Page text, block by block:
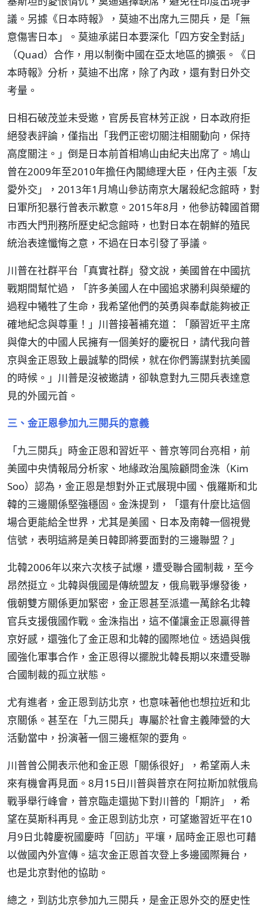
議。另據《日本時報》，莫迪不出席九三閱兵，是「無
意傷害日本」。莫迪承諾日本要深化「四方安全對話」
（Quad）合作，用以制衡中國在亞太地區的擴張。《日
本時報》分析，莫迪不出席，除了內政，還有對日外交
考量。
日相石破茂並未受邀，官房長官林芳正說，日本政府拒
絕發表評論，僅指出「我們正密切關注相關動向，保持
高度關注。」倒是日本前首相鳩山由紀夫出席了。鳩山
曾在2009年至2010年擔任內閣總理大臣，任內主張「友
愛外交」，2013年1月鳩山參訪南京大屠殺紀念館時，對
日軍所犯暴行曾表示歉意。2015年8月，他參訪韓國首爾
市西大門刑務所歷史紀念館時，也對日本在朝鮮的殖民
統治表達懺悔之意，不過在日本引發了爭議。
川普在社群平台「真實社群」發文說，美國曾在中國抗
戰期間幫忙過，「許多美國人在中國追求勝利與榮耀的
過程中犧牲了生命，我希望他們的英勇與奉獻能夠被正
確地紀念與尊重！」川普接著補充道：「願習近平主席
與偉大的中國人民擁有一個美好的慶祝日，請代我向普
京與金正恩致上最誠摯的問候，就在你們籌謀對抗美國
的時候。」川普是沒被邀請，卻執意對九三閱兵表達意
見的外國元首。
三、金正恩參加九三閱兵的意義
「九三閱兵」時金正恩和習近平、普京等同台亮相，前
美國中央情報局分析家、地緣政治風險顧問金洙（Kim
Soo）認為，金正恩是想對外正式展現中國、俄羅斯和北
韓的三邊關係堅強穩固。金洙提到，「還有什麼比這個
場合更能給全世界，尤其是美國、日本及南韓一個視覺
信號，表明這將是美日韓即將要面對的三邊聯盟？」
北韓2006年以來六次核子試爆，遭受聯合國制裁，至今
昂然挺立。北韓與俄國是傳統盟友，俄烏戰爭爆發後，
俄朝雙方關係更加緊密，金正恩甚至派遣一萬餘名北韓
官兵支援俄國作戰。金洙指出，這不僅讓金正恩贏得普
京好感，還強化了金正恩和北韓的國際地位。透過與俄
國強化軍事合作，金正恩得以擺脫北韓長期以來遭受聯
合國制裁的孤立狀態。
尤有進者，金正恩到訪北京，也意味著他也想拉近和北
京關係。甚至在「九三閱兵」專屬於社會主義陣營的大
活動當中，扮演著一個三邊框架的要角。
川普曾公開表示他和金正恩「關係很好」，希望兩人未
來有機會再見面。8月15日川普與普京在阿拉斯加就俄烏
戰爭舉行峰會，普京臨走還拋下對川普的「期許」，希
望在莫斯科再見。金正恩到訪北京，可望邀習近平在10
月9日北韓慶祝國慶時「回訪」平壤，屆時金正恩也可藉
以做國內外宣傳。這次金正恩首次登上多邊國際舞台，
也是北京對他的協助。
總之，到訪北京參加九三閱兵，是金正恩外交的歷史性